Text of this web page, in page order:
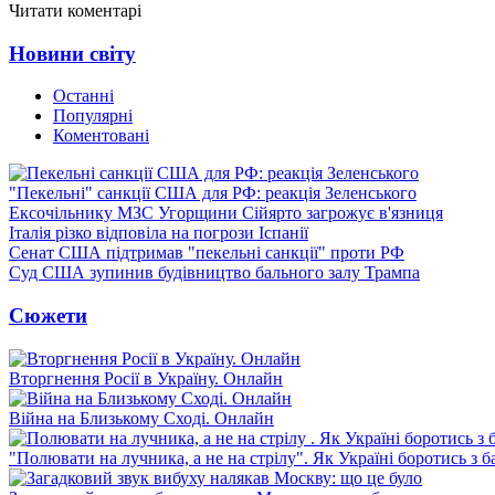
Читати коментарі
Новини світу
Останні
Популярні
Коментовані
"Пекельні" санкції США для РФ: реакція Зеленського
Ексочільнику МЗС Угорщини Сійярто загрожує в'язниця
Італія різко відповіла на погрози Іспанії
Сенат США підтримав "пекельні санкції" проти РФ
Суд США зупинив будівництво бального залу Трампа
Сюжети
Вторгнення Росії в Україну. Онлайн
Війна на Близькому Сході. Онлайн
"Полювати на лучника, а не на стрілу". Як Україні боротись з